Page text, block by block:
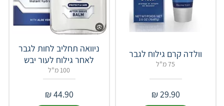
וולדה קרם גילוח לגבר
75 מ"ל
29.90
₪
ניוואה תחליב לחות לגבר
לאחר גילוח לעור יבש
100 מ"ל
44.90
₪